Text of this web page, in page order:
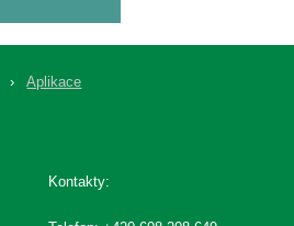
› Aplikace
Kontakty: